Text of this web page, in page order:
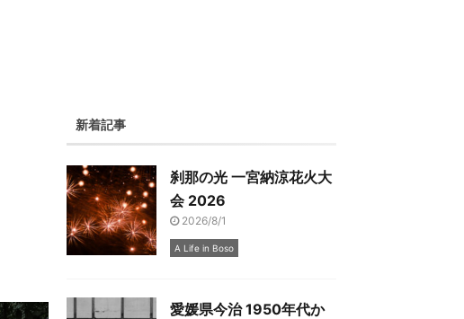
新着記事
刹那の光 一宮納涼花火大
会 2026
2026/8/1
A Life in Boso
愛媛県今治 1950年代か